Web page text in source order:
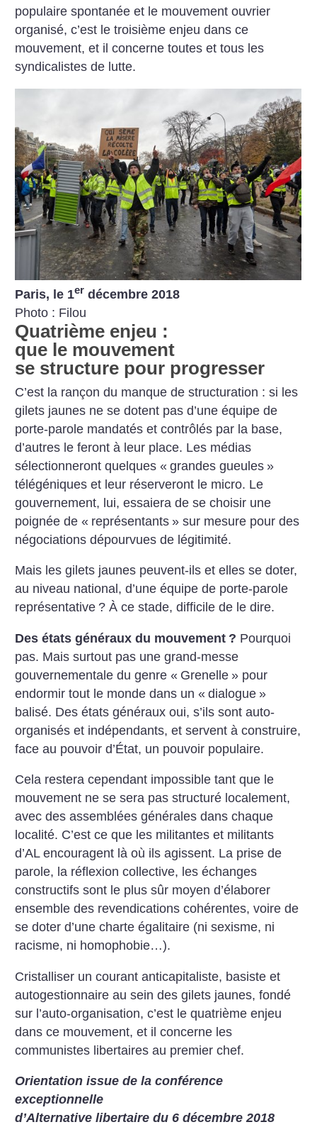
populaire spontanée et le mouvement ouvrier
organisé, c’est le troisième enjeu dans ce
mouvement, et il concerne toutes et tous les
syndicalistes de lutte.
Paris, le 1er décembre 2018
Photo : Filou
Quatrième enjeu :
que le mouvement
se structure pour progresser
C’est la rançon du manque de structuration : si les
gilets jaunes ne se dotent pas d’une équipe de
porte-parole mandatés et contrôlés par la base,
d’autres le feront à leur place. Les médias
sélectionneront quelques « grandes gueules »
télégéniques et leur réserveront le micro. Le
gouvernement, lui, essaiera de se choisir une
poignée de « représentants » sur mesure pour des
négociations dépourvues de légitimité.
Mais les gilets jaunes peuvent-ils et elles se doter,
au niveau national, d’une équipe de porte-parole
représentative ? À ce stade, difficile de le dire.
Des états généraux du mouvement ? Pourquoi
pas. Mais surtout pas une grand-messe
gouvernementale du genre « Grenelle » pour
endormir tout le monde dans un « dialogue »
balisé. Des états généraux oui, s’ils sont auto-
organisés et indépendants, et servent à construire,
face au pouvoir d’État, un pouvoir populaire.
Cela restera cependant impossible tant que le
mouvement ne se sera pas structuré localement,
avec des assemblées générales dans chaque
localité. C’est ce que les militantes et militants
d’AL encouragent là où ils agissent. La prise de
parole, la réflexion collective, les échanges
constructifs sont le plus sûr moyen d’élaborer
ensemble des revendications cohérentes, voire de
se doter d’une charte égalitaire (ni sexisme, ni
racisme, ni homophobie…).
Cristalliser un courant anticapitaliste, basiste et
autogestionnaire au sein des gilets jaunes, fondé
sur l’auto-organisation, c’est le quatrième enjeu
dans ce mouvement, et il concerne les
communistes libertaires au premier chef.
Orientation issue de la conférence
exceptionnelle
d’Alternative libertaire du 6 décembre 2018